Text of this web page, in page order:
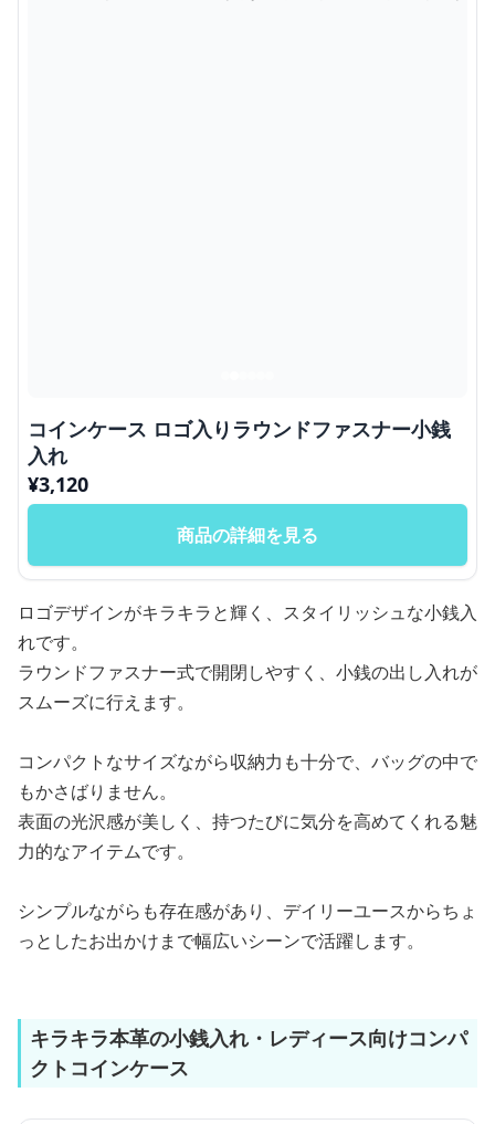
コインケース ロゴ入りラウンドファスナー小銭
入れ
¥3,120
商品の詳細を見る
ロゴデザインがキラキラと輝く、スタイリッシュな小銭入
れです。
ラウンドファスナー式で開閉しやすく、小銭の出し入れが
スムーズに行えます。
コンパクトなサイズながら収納力も十分で、バッグの中で
もかさばりません。
表面の光沢感が美しく、持つたびに気分を高めてくれる魅
力的なアイテムです。
シンプルながらも存在感があり、デイリーユースからちょ
っとしたお出かけまで幅広いシーンで活躍します。
キラキラ本革の小銭入れ・レディース向けコンパ
クトコインケース